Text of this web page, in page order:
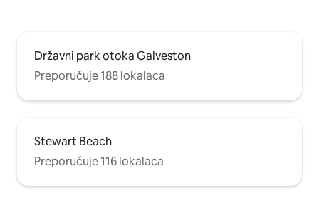
Državni park otoka Galveston
Preporučuje 188 lokalaca
Stewart Beach
Preporučuje 116 lokalaca